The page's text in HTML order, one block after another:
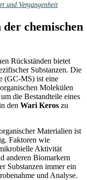
und Vergangenheit
chemischen
Rückständen bietet
Substanzen. Die
(GC-MS) ist eine
Molekülen
die Bestandteile eines
den Wari Keros zu
Materialien ist
Faktoren wie
Aktivität
anderen Biomarkern
Substanzen immer ein
und Analyse.